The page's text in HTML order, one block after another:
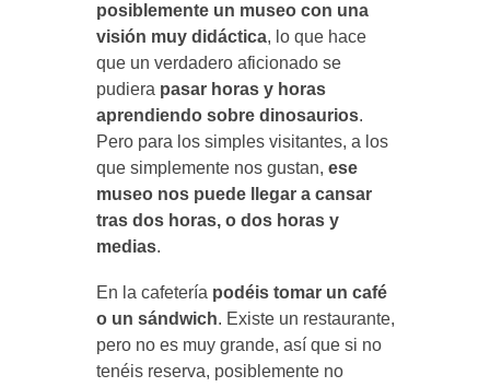
posiblemente un museo con una
visión muy didáctica, lo que hace
que un verdadero aficionado se
pudiera pasar horas y horas
aprendiendo sobre dinosaurios.
Pero para los simples visitantes, a los
que simplemente nos gustan, ese
museo nos puede llegar a cansar
tras dos horas, o dos horas y
medias.
En la cafetería podéis tomar un café
o un sándwich. Existe un restaurante,
pero no es muy grande, así que si no
tenéis reserva, posiblemente no